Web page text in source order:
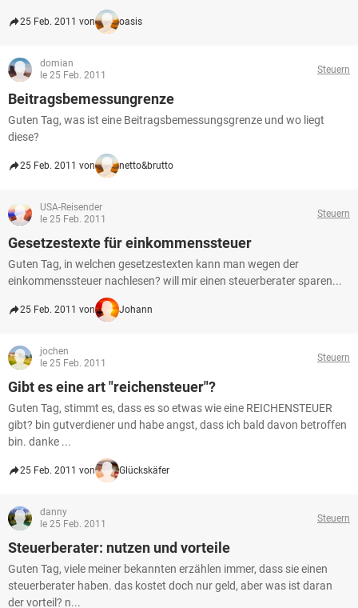
25 Feb. 2011 von oasis
domian
le 25 Feb. 2011
Steuern
Beitragsbemessungrenze
Guten Tag, was ist eine Beitragsbemessungsgrenze und wo liegt
diese?
25 Feb. 2011 von netto&brutto
USA-Reisender
le 25 Feb. 2011
Steuern
Gesetzestexte für einkommenssteuer
Guten Tag, in welchen gesetzestexten kann man wegen der
einkommenssteuer nachlesen? will mir einen steuerberater sparen...
25 Feb. 2011 von Johann
jochen
le 25 Feb. 2011
Steuern
Gibt es eine art "reichensteuer"?
Guten Tag, stimmt es, dass es so etwas wie eine REICHENSTEUER
gibt? bin gutverdiener und habe angst, dass ich bald davon betroffen
bin. danke ...
25 Feb. 2011 von Glückskäfer
danny
le 25 Feb. 2011
Steuern
Steuerberater: nutzen und vorteile
Guten Tag, viele meiner bekannten erzählen immer, dass sie einen
steuerberater haben. das kostet doch nur geld, aber was ist daran
der vorteil? n...